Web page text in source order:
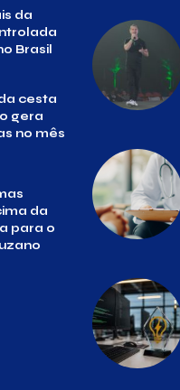
da
Brasil
cesta
gera
no mês
da
para o